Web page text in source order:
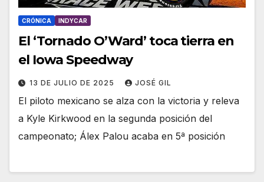
CRÓNICA INDYCAR
El ‘Tornado O’Ward’ toca tierra en
el Iowa Speedway
13 DE JULIO DE 2025 JOSÉ GIL
El piloto mexicano se alza con la victoria y releva
a Kyle Kirkwood en la segunda posición del
campeonato; Álex Palou acaba en 5ª posición